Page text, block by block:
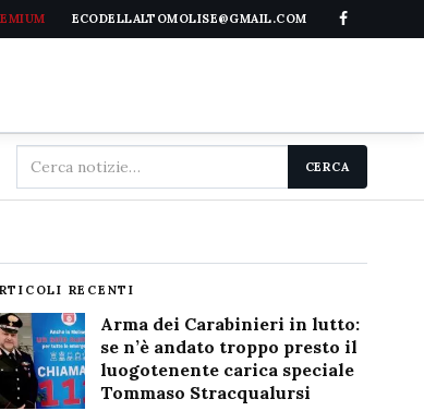
ECODELLALTOMOLISE@GMAIL.COM
Cerca
nel
CERCA
RECENTI
Arma dei Carabinieri in lutto:
se n’è andato troppo presto il
luogotenente carica speciale
Tommaso Stracqualursi